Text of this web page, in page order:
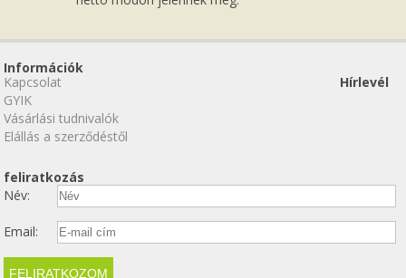
Információk
Kapcsolat
GYIK
Vásárlási tudnivalók
Elállás a szerződéstől
Hírlevél
feliratkozás
Név:
Email: